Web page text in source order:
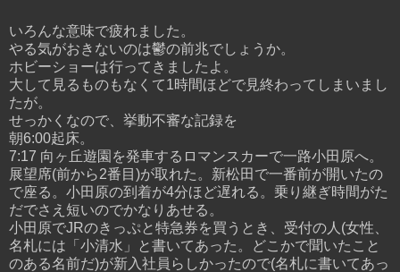
いろんな意味で疲れました。
やる気がおきないのは鬱の前兆でしょうか。
ホビーショーは行ってきましたよ。
大して見るものもなくて1時間ほどで見終わってしまいまし
たが。
せっかくなので、挙動不審な記録を
朝6:00起床。
7:17 向ヶ丘遊園を発車するロマンスカーで一路小田原へ。
展望席(前から2番目)が取れた。新松田で一番前が開いたの
で座る。小田原の到着が4分ほど遅れる。乗り継ぎ時間がた
だでさえ短いのでかなりあせる。
小田原でJRのきっぷと特急券を買うとき、受付の人(女性、
名札には「小清水」と書いてあった。どこかで聞いたこと
のある名前だ)が新入社員らしかったので(名札に書いてあっ